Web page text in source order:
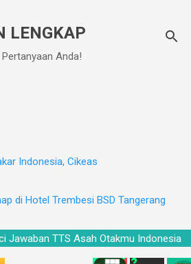
LENGKAP
Anda!
Indonesia, Cikeas
di Hotel Trembesi BSD Tangerang
Jawaban TTS Asah Otakmu Indonesia